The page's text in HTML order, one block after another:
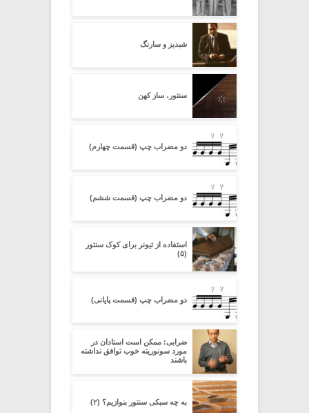
شبدیز و سارنگ
سنتور، ساز کهن
دو مضراب چپ (قسمت چهارم)
دو مضراب چپ (قسمت ششم)
استفاده از تیونر برای کوک سنتور
(۵)
دو مضراب چپ (قسمت پایانی)
ضرابی: ممکن است استادان در
مورد سونوریته خوب توافق نداشته
باشند
به چه سبکی سنتور بنوازیم؟ (۲)